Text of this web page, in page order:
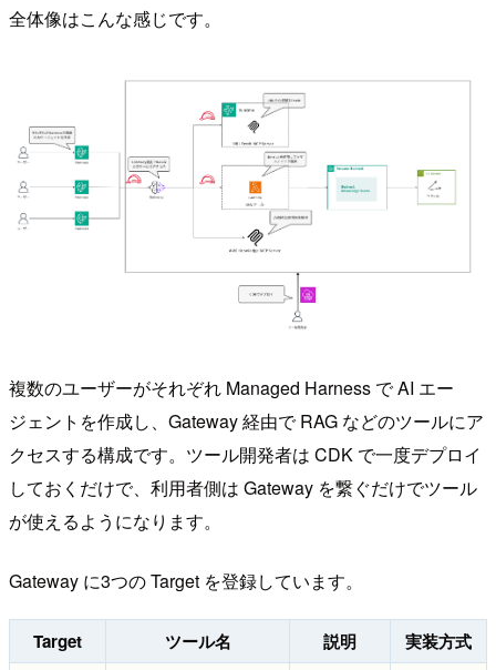
全体像はこんな感じです。
複数のユーザーがそれぞれ Managed Harness で AI エー
ジェントを作成し、Gateway 経由で RAG などのツールにア
クセスする構成です。ツール開発者は CDK で一度デプロイ
しておくだけで、利用者側は Gateway を繋ぐだけでツール
が使えるようになります。
Gateway に3つの Target を登録しています。
Target ツール名 説明 実装方式